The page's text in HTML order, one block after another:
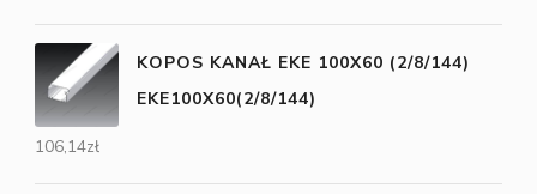
KOPOS KANAŁ EKE 100X60 (2/8/144)
EKE100X60(2/8/144)
106,14zł